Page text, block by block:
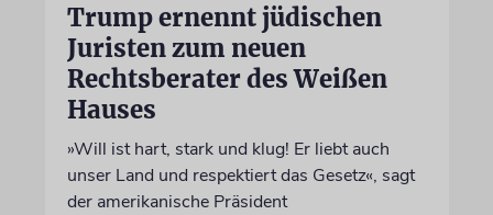
Trump ernennt jüdischen
Juristen zum neuen
Rechtsberater des Weißen
Hauses
»Will ist hart, stark und klug! Er liebt auch
unser Land und respektiert das Gesetz«, sagt
der amerikanische Präsident